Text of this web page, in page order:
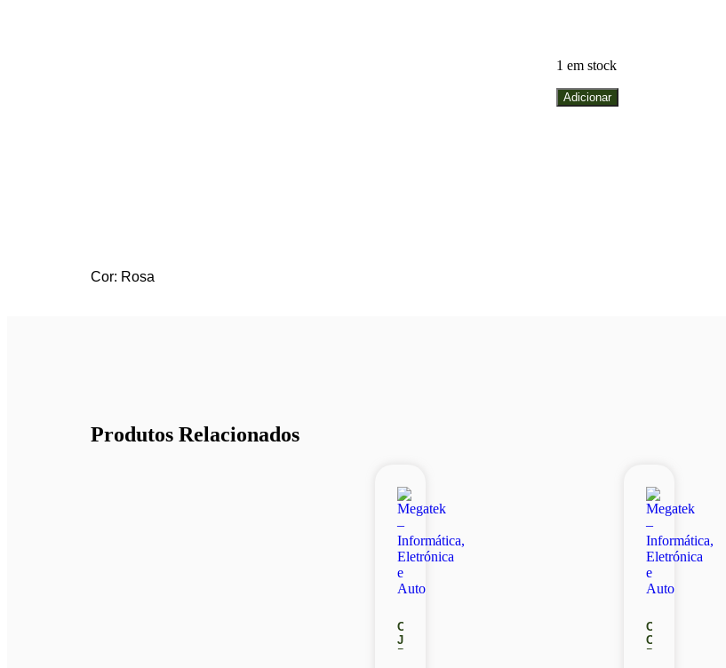
1 em stock
Adicionar
Cor: Rosa
Produtos Relacionados
CAPA
JELLY
PRO
CAPA
COOL
PARA